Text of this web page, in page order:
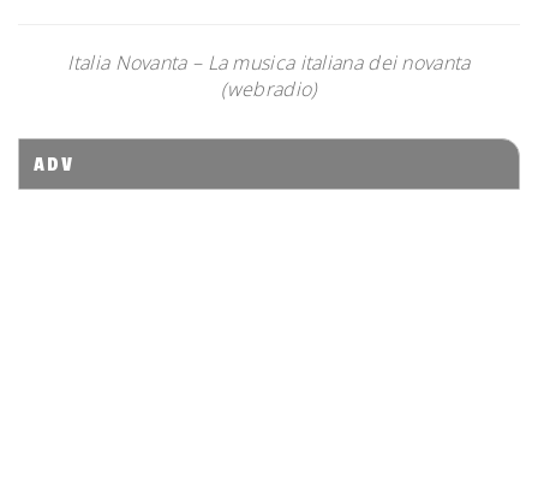
Italia Novanta – La musica italiana dei novanta
(webradio)
ADV